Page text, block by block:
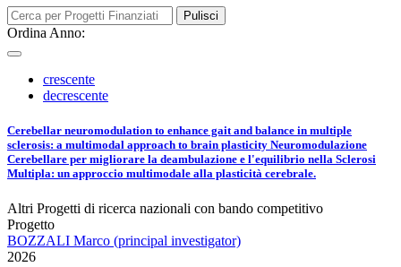
Pulisci
Ordina Anno:
crescente
decrescente
Cerebellar neuromodulation to enhance gait and balance in multiple
sclerosis: a multimodal approach to brain plasticity Neuromodulazione
Cerebellare per migliorare la deambulazione e l'equilibrio nella Sclerosi
Multipla: un approccio multimodale alla plasticità cerebrale.
Altri Progetti di ricerca nazionali con bando competitivo
Progetto
BOZZALI Marco (principal investigator)
2026